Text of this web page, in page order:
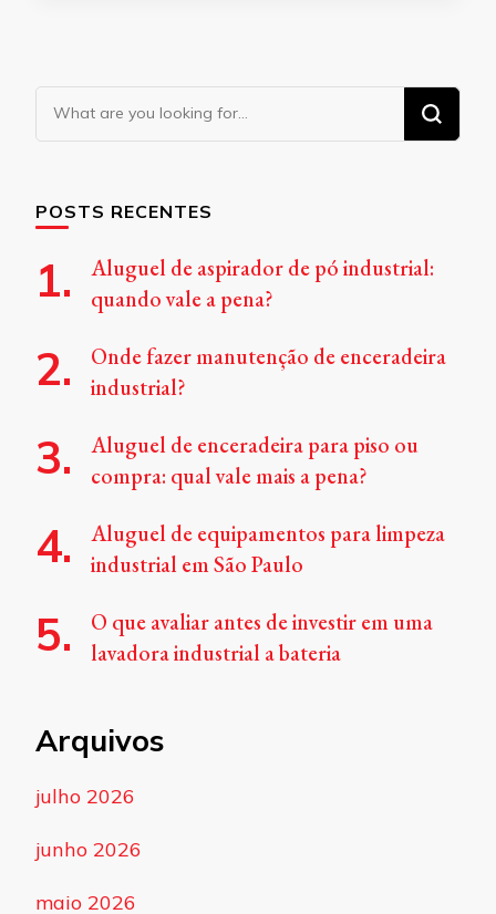
Looking
POSTS RECENTES
Aluguel de aspirador de pó industrial:
quando vale a pena?
Onde fazer manutenção de enceradeira
industrial?
Aluguel de enceradeira para piso ou
compra: qual vale mais a pena?
Aluguel de equipamentos para limpeza
industrial em São Paulo
O que avaliar antes de investir em uma
lavadora industrial a bateria
Arquivos
julho 2026
junho 2026
maio 2026